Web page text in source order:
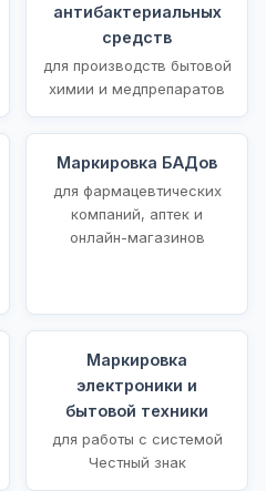
антибактериальных
средств
для производств бытовой
химии и медпрепаратов
Маркировка БАДов
для фармацевтических
компаний, аптек и
онлайн-магазинов
Маркировка
электроники и
бытовой техники
для работы с системой
Честный знак